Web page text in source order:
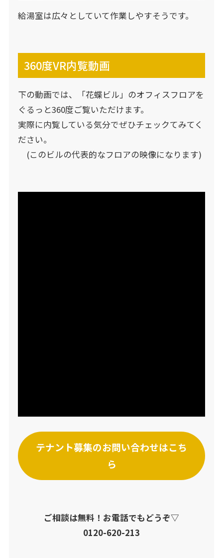
給湯室は広々としていて作業しやすそうです。
360度VR内覧動画
下の動画では、「花蝶ビル」のオフィスフロアを
ぐるっと360度ご覧いただけます。
実際に内覧している気分でぜひチェックてみてく
ださい。
(このビルの代表的なフロアの映像になります)
テナント募集のお問い合わせはこち
ら
ご相談は無料！お電話でもどうぞ▽
0120-620-213